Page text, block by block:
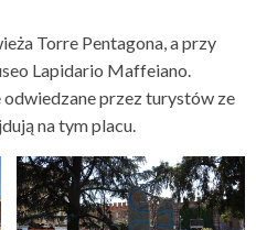
Torre Pentagona, a przy
Lapidario Maffeiano.
przez turystów ze
na tym placu.